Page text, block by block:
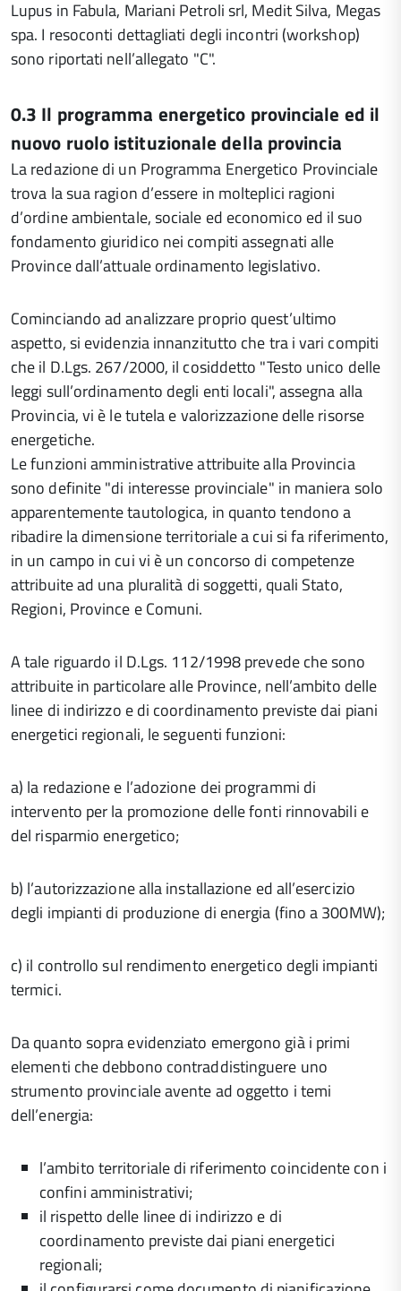
Lupus in Fabula, Mariani Petroli srl, Medit Silva, Megas
spa. I resoconti dettagliati degli incontri (workshop)
sono riportati nell’allegato "C".
0.3 Il programma energetico provinciale ed il
nuovo ruolo istituzionale della provincia
La redazione di un Programma Energetico Provinciale
trova la sua ragion d’essere in molteplici ragioni
d’ordine ambientale, sociale ed economico ed il suo
fondamento giuridico nei compiti assegnati alle
Province dall’attuale ordinamento legislativo.
Cominciando ad analizzare proprio quest’ultimo
aspetto, si evidenzia innanzitutto che tra i vari compiti
che il D.Lgs. 267/2000, il cosiddetto "Testo unico delle
leggi sull’ordinamento degli enti locali", assegna alla
Provincia, vi è le tutela e valorizzazione delle risorse
energetiche.
Le funzioni amministrative attribuite alla Provincia
sono definite "di interesse provinciale" in maniera solo
apparentemente tautologica, in quanto tendono a
ribadire la dimensione territoriale a cui si fa riferimento,
in un campo in cui vi è un concorso di competenze
attribuite ad una pluralità di soggetti, quali Stato,
Regioni, Province e Comuni.
A tale riguardo il D.Lgs. 112/1998 prevede che sono
attribuite in particolare alle Province, nell’ambito delle
linee di indirizzo e di coordinamento previste dai piani
energetici regionali, le seguenti funzioni:
a) la redazione e l’adozione dei programmi di
intervento per la promozione delle fonti rinnovabili e
del risparmio energetico;
b) l’autorizzazione alla installazione ed all’esercizio
degli impianti di produzione di energia (fino a 300MW);
c) il controllo sul rendimento energetico degli impianti
termici.
Da quanto sopra evidenziato emergono già i primi
elementi che debbono contraddistinguere uno
strumento provinciale avente ad oggetto i temi
dell’energia:
l’ambito territoriale di riferimento coincidente con i
confini amministrativi;
il rispetto delle linee di indirizzo e di
coordinamento previste dai piani energetici
regionali;